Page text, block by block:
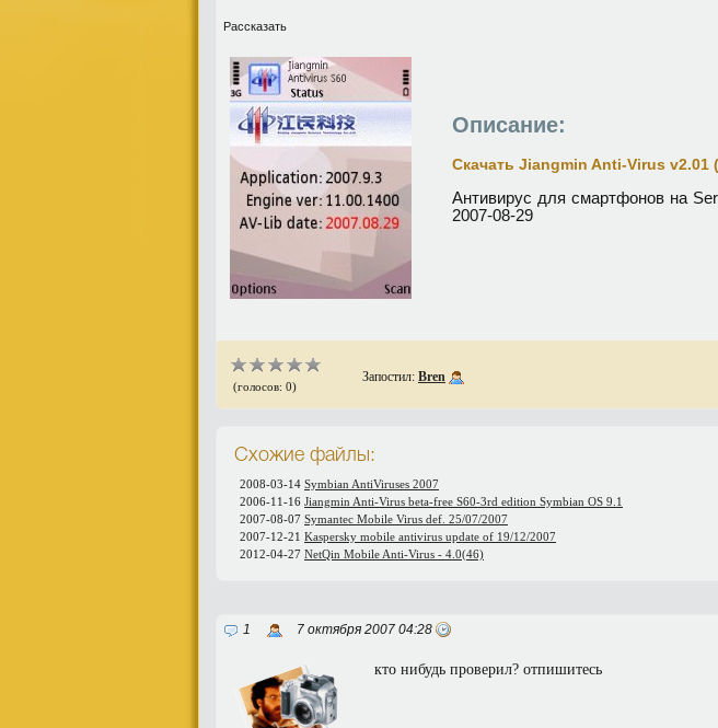
Рассказать
Описание:
Скачать Jiangmin Anti-Virus v2.01
Антивирус для смартфонов на
2007-08-29
(голосов: 0)
Запостил: Bren
Схожие файлы:
2008-03-14 Symbian AntiViruses 2007
2006-11-16 Jiangmin Anti-Virus beta-free S60-3rd edition Symbian OS 9.1
2007-08-07 Symantec Mobile Virus def. 25/07/2007
2007-12-21 Kaspersky mobile antivirus update of 19/12/2007
2012-04-27 NetQin Mobile Anti-Virus - 4.0(46)
1 7 октября 2007 04:28
кто нибудь проверил? отпишитесь